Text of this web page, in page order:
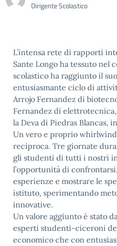
Dirigente Scolastico
L’intensa rete di rapporti
Sante Longo ha tessuto nel
scolastico ha raggiunto il
entusiasmante ciclo di
Arrojo Fernandez di
Fernandez di elettrotecnica,
la Deva di Piedras Blancas,
Un vero e proprio
reciproca. Tre giornate
gli studenti di tutti i nostri
l’opportunità di
esperienze e mostrare le
istituto, sperimentando
innovative.
Un valore aggiunto è stato
esperti studenti-ciceroni
economico che con